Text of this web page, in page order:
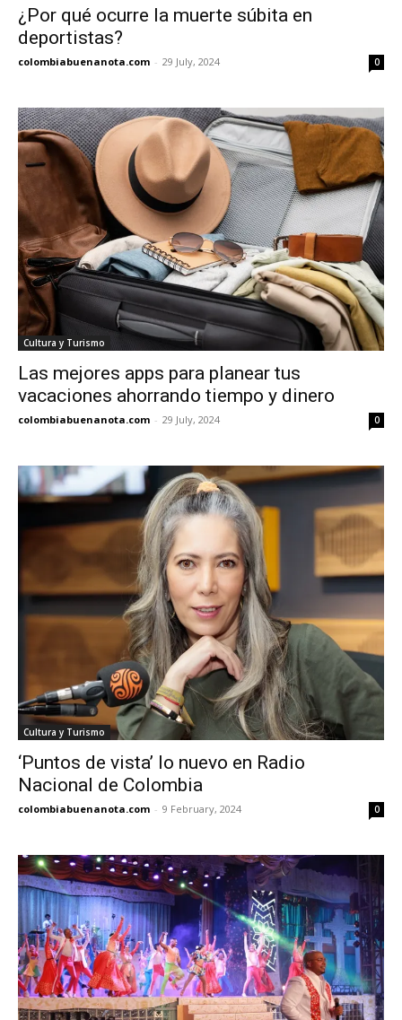
¿Por qué ocurre la muerte súbita en
deportistas?
colombiabuenanota.com - 29 July, 2024 0
Cultura y Turismo
Las mejores apps para planear tus
vacaciones ahorrando tiempo y dinero
colombiabuenanota.com - 29 July, 2024 0
Cultura y Turismo
‘Puntos de vista’ lo nuevo en Radio
Nacional de Colombia
colombiabuenanota.com - 9 February, 2024 0